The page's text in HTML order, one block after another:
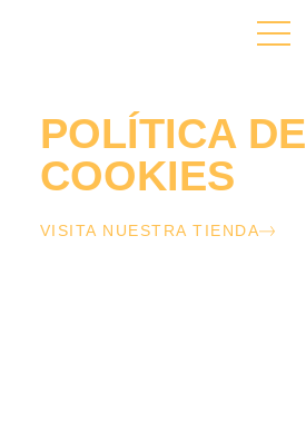
POLÍTICA DE
COOKIES
VISITA NUESTRA TIENDA